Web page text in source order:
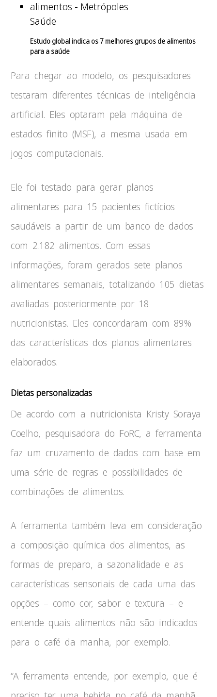
Saúde
Estudo global indica os 7 melhores grupos de alimentos
para a saúde
Para chegar ao modelo, os pesquisadores
testaram diferentes técnicas de inteligência
artificial. Eles optaram pela máquina de
estados finito (MSF), a mesma usada em
jogos computacionais.
Ele foi testado para gerar planos
alimentares para 15 pacientes fictícios
saudáveis a partir de um banco de dados
com 2.182 alimentos. Com essas
informações, foram gerados sete planos
alimentares semanais, totalizando 105 dietas
avaliadas posteriormente por 18
nutricionistas. Eles concordaram com 89%
das características dos planos alimentares
elaborados.
Dietas personalizadas
De acordo com a nutricionista Kristy Soraya
Coelho, pesquisadora do FoRC, a ferramenta
faz um cruzamento de dados com base em
uma série de regras e possibilidades de
combinações de alimentos.
A ferramenta também leva em consideração
a composição química dos alimentos, as
formas de preparo, a sazonalidade e as
características sensoriais de cada uma das
opções – como cor, sabor e textura – e
entende quais alimentos não são indicados
para o café da manhã, por exemplo.
“A ferramenta entende, por exemplo, que é